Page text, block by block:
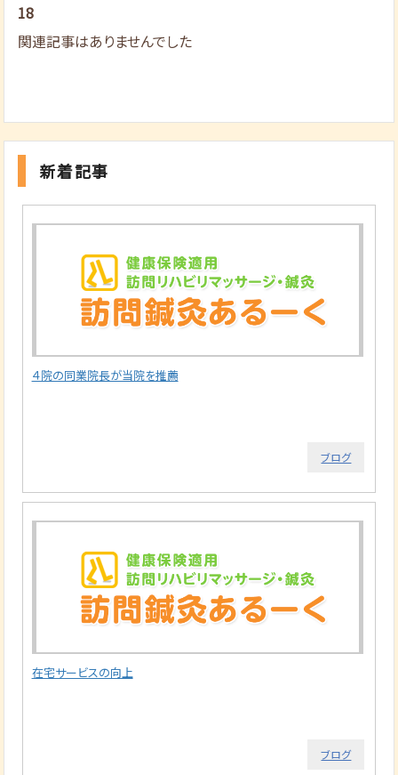
18
関連記事はありませんでした
新着記事
４院の同業院長が当院を推薦
ブログ
在宅サービスの向上
ブログ